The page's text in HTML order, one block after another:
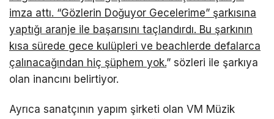
imza attı. “Gözlerin Doğuyor Gecelerime” şarkısına
yaptığı aranje ile başarısını taçlandırdı. Bu şarkının
kısa sürede gece kulüpleri ve beachlerde defalarca
çalınacağından hiç şüphem yok.” sözleri ile şarkıya
olan inancını belirtiyor.
Ayrıca sanatçının yapım şirketi olan VM Müzik